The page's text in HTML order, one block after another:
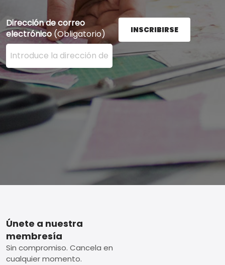
Dirección de correo
electrónico (Obligatorio)
Ingrese su dirección de correo electrónico aquí y
INSCRIBIRSE
Footer
Únete a nuestra
membresía
Sin compromiso. Cancela en
cualquier momento.